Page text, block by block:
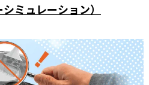
ミュレーション）